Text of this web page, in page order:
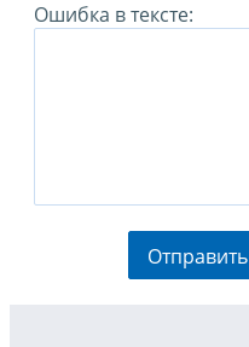
Ошибка в тексте:
Отправить